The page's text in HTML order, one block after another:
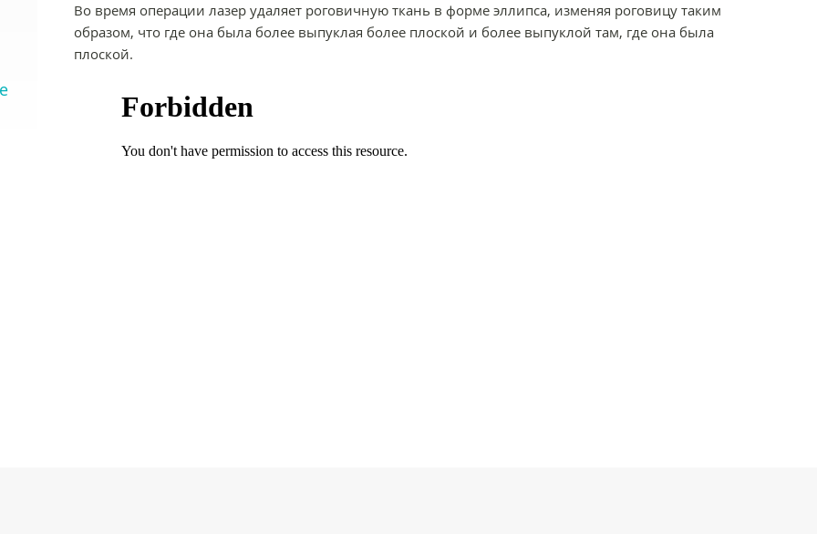
Во время операции лазер удаляет роговичную ткань в форме эллипса, изменяя роговицу таким
образом, что где она была более выпуклая более плоской и более выпуклой там, где она была
плоской.